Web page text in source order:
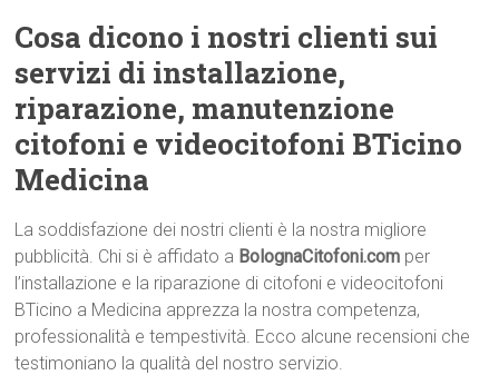
Cosa dicono i nostri clienti sui
servizi di installazione,
riparazione, manutenzione
citofoni e videocitofoni BTicino
Medicina
La soddisfazione dei nostri clienti è la nostra migliore
pubblicità. Chi si è affidato a BolognaCitofoni.com per
l’installazione e la riparazione di citofoni e videocitofoni
BTicino a Medicina apprezza la nostra competenza,
professionalità e tempestività. Ecco alcune recensioni che
testimoniano la qualità del nostro servizio.